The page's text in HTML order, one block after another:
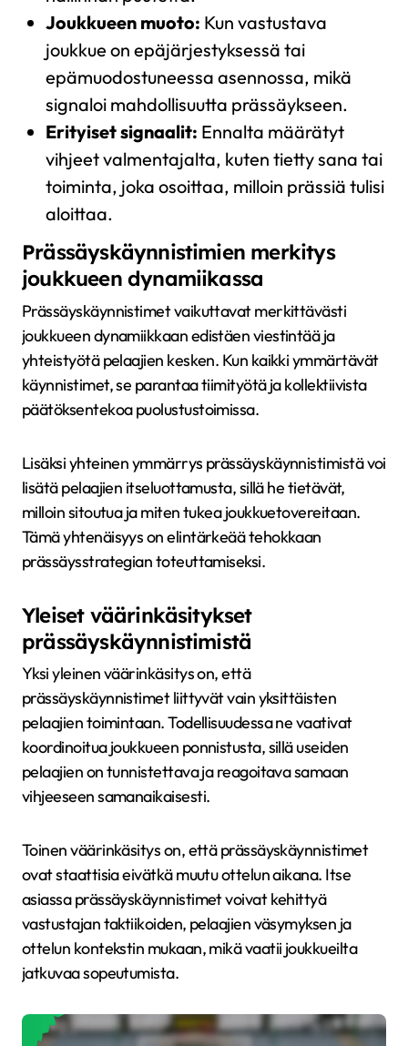
Joukkueen muoto: Kun vastustava
joukkue on epäjärjestyksessä tai
epämuodostuneessa asennossa, mikä
signaloi mahdollisuutta prässäykseen.
Erityiset signaalit: Ennalta määrätyt
vihjeet valmentajalta, kuten tietty sana tai
toiminta, joka osoittaa, milloin prässiä tulisi
aloittaa.
Prässäyskäynnistimien merkitys
joukkueen dynamiikassa
Prässäyskäynnistimet vaikuttavat merkittävästi
joukkueen dynamiikkaan edistäen viestintää ja
yhteistyötä pelaajien kesken. Kun kaikki ymmärtävät
käynnistimet, se parantaa tiimityötä ja kollektiivista
päätöksentekoa puolustustoimissa.
Lisäksi yhteinen ymmärrys prässäyskäynnistimistä voi
lisätä pelaajien itseluottamusta, sillä he tietävät,
milloin sitoutua ja miten tukea joukkuetovereitaan.
Tämä yhtenäisyys on elintärkeää tehokkaan
prässäysstrategian toteuttamiseksi.
Yleiset väärinkäsitykset
prässäyskäynnistimistä
Yksi yleinen väärinkäsitys on, että
prässäyskäynnistimet liittyvät vain yksittäisten
pelaajien toimintaan. Todellisuudessa ne vaativat
koordinoitua joukkueen ponnistusta, sillä useiden
pelaajien on tunnistettava ja reagoitava samaan
vihjeeseen samanaikaisesti.
Toinen väärinkäsitys on, että prässäyskäynnistimet
ovat staattisia eivätkä muutu ottelun aikana. Itse
asiassa prässäyskäynnistimet voivat kehittyä
vastustajan taktiikoiden, pelaajien väsymyksen ja
ottelun kontekstin mukaan, mikä vaatii joukkueilta
jatkuvaa sopeutumista.